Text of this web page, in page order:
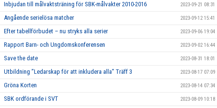
Inbjudan till målvaktsträning för SBK-målvakter 2010-2016 2023-09-21 08:31
Angående serielösa matcher 2023-09-12 15:41
Efter tabellförbudet – nu stryks alla serier 2023-09-06 19:04
Rapport Barn- och Ungdomskonferensen 2023-09-02 16:44
Save the date 2023-08-31 18:01
Utbildning ”Ledarskap för att inkludera alla” Träff 3 2023-08-17 07:09
Gröna Korten 2023-08-14 07:34
SBK ordförande i SVT 2023-08-09 10:18